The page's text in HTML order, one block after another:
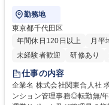
勤務地
東京都千代田区
年間休日120日以上
月平
未経験者歓迎
研修あり
仕事の内容
企業名 株式会社関東合人社 求人名 未経験・ベテラン歓迎【お茶の水】マ
ンション管理事務◎転勤無/年休123日 仕事の内容 ■マン